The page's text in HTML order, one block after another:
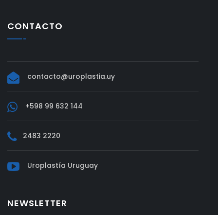
CONTACTO
contacto@uroplastia.uy
+598 99 632 144
2483 2220
Uroplastía Uruguay
NEWSLETTER